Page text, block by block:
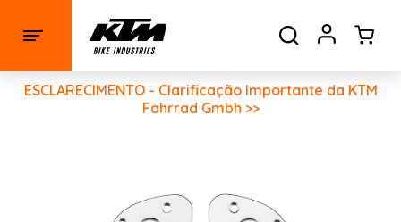
ESCLARECIMENTO - Clarificação Importante da KTM
Fahrrad Gmbh >>